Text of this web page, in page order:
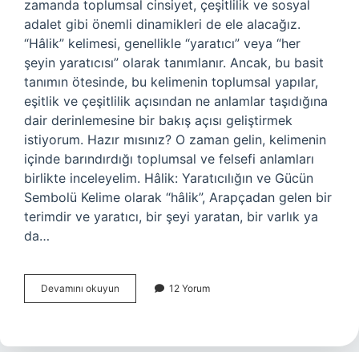
zamanda toplumsal cinsiyet, çeşitlilik ve sosyal
adalet gibi önemli dinamikleri de ele alacağız.
“Hâlik” kelimesi, genellikle “yaratıcı” veya “her
şeyin yaratıcısı” olarak tanımlanır. Ancak, bu basit
tanımın ötesinde, bu kelimenin toplumsal yapılar,
eşitlik ve çeşitlilik açısından ne anlamlar taşıdığına
dair derinlemesine bir bakış açısı geliştirmek
istiyorum. Hazır mısınız? O zaman gelin, kelimenin
içinde barındırdığı toplumsal ve felsefi anlamları
birlikte inceleyelim. Hâlik: Yaratıcılığın ve Gücün
Sembolü Kelime olarak “hâlik”, Arapçadan gelen bir
terimdir ve yaratıcı, bir şeyi yaratan, bir varlık ya
da…
Devamını okuyun
ne
sınıf
12 Yorum